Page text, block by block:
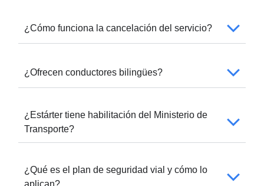
¿Cómo funciona la cancelación del servicio?
¿Ofrecen conductores bilingües?
¿Estárter tiene habilitación del Ministerio de
Transporte?
¿Qué es el plan de seguridad vial y cómo lo
aplican?